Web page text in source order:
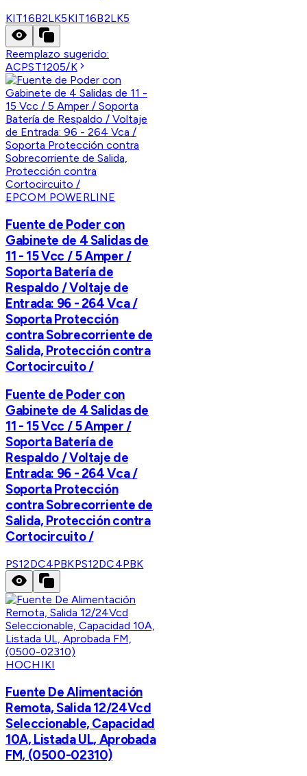
KIT16B2LK5KIT16B2LK5
Reemplazo sugerido:
ACPST1205/K
EPCOM POWERLINE
Fuente de Poder con
Gabinete de 4 Salidas de
11 - 15 Vcc / 5 Amper /
Soporta Batería de
Respaldo / Voltaje de
Entrada: 96 - 264 Vca /
Soporta Protección
contra Sobrecorriente de
Salida, Protección contra
Cortocircuito /
Fuente de Poder con
Gabinete de 4 Salidas de
11 - 15 Vcc / 5 Amper /
Soporta Batería de
Respaldo / Voltaje de
Entrada: 96 - 264 Vca /
Soporta Protección
contra Sobrecorriente de
Salida, Protección contra
Cortocircuito /
PS12DC4PBKPS12DC4PBK
HOCHIKI
Fuente De Alimentación
Remota, Salida 12/24Vcd
Seleccionable, Capacidad
10A, Listada UL, Aprobada
FM, (0500-02310)